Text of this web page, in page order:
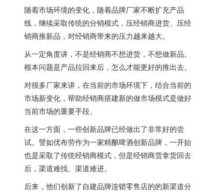
随着市场环境的变化，随着品牌厂家不断扩充产品
线，继续采取传统的分销模式，压经销商进货、压经
销商推新品，对经销商带来的压力越来越大。
从一定角度讲，不是经销商不想进货，不想做新品。
根本问题是产品拉回来后，怎么才能更好的推出去。
对很多厂家来讲，在当前的市场环境下，结合当前的
市场新变化，帮助经销商搭建新的做市场模式是做好
当前市场的重要手段。
在这一方面，一些创新品牌已经做出了非常好的尝
试。譬如优布劳作为一家精酿啤酒创新品牌，一开始
也是采取了传统经销商模式，但是经销商货拿货回去
后，渠道难找、渠道难进。
后来，他们创新了自建品牌连锁零售店的的新渠道分